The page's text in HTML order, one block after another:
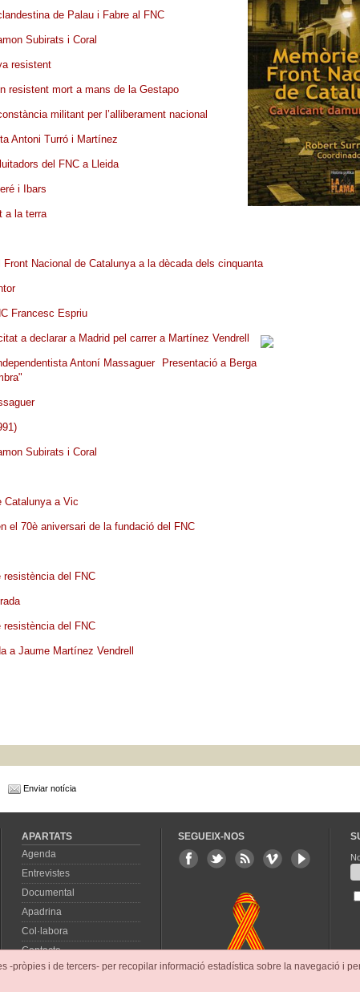
-pròpies i de tercers- per recopilar informació estadística sobre la navegació i
de Palau i Fabre al FNC
Subirats i Coral
resistent
resistent mort a mans de la Gestapo
militant per l’alliberament nacional
Antoni Turró i Martínez
del FNC a Lleida
i Ibars
a la terra
Nacional de Catalunya a la dècada dels cinquanta
Francesc Espriu
a declarar a Madrid pel carrer a Martínez Vendrell
Antoní Massaguer
Presentació a Berga
Subirats i Coral
Catalunya a Vic
el 70è aniversari de la fundació del FNC
resistència del FNC
resistència del FNC
a Jaume Martínez Vendrell
Enviar notícia
APARTATS
Agenda
Entrevistes
Documental
Apadrina
Col·labora
Contacte
SEGUEIX-NOS